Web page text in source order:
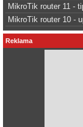
MikroTik router 11 -
MikroTik router 10 -
Reklama